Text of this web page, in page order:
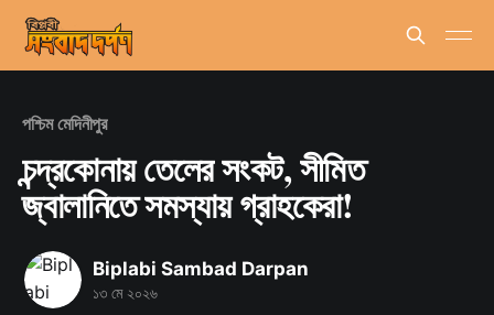
পশ্চিম মেদিনীপুর
চন্দ্রকোনায় তেলের সংকট, সীমিত
জ্বালানিতে সমস্যায় গ্রাহকেরা!
Biplabi Sambad Darpan
১৩ মে ২০২৬